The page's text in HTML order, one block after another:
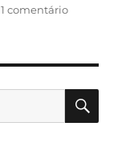
1 comentárioem
dinâmico
no
windows